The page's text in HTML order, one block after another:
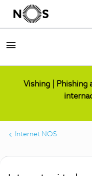
Vishing | Phishing
Internet NOS